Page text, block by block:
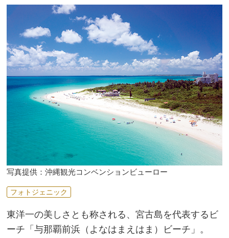
魚の海を満喫「新城海岸」
大自然と歴史を感じられる宮古島
の人々を支えた水源「盛加ガー」
トロピカルな植物とフルーツを堪
能できる「まいぱり宮古島熱帯果
樹園」
宮古の自然と風土をじっくり学べ
る「宮古島市総合博物館」
沖縄・宮古島ならではの物づくり
体験ができる「宮古島市体験工芸
村」
ドライブで立ち寄りたい標高
98.2mの絶景休憩所「比嘉ロード
パーク」
写真提供：沖縄観光コンベンションビューロー
フォトジェニック
東洋一の美しさとも称される、宮古島を代表するビ
ーチ「与那覇前浜（よなはまえはま）ビーチ」。